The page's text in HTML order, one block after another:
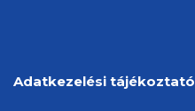
Adatkezelési tájékoztató